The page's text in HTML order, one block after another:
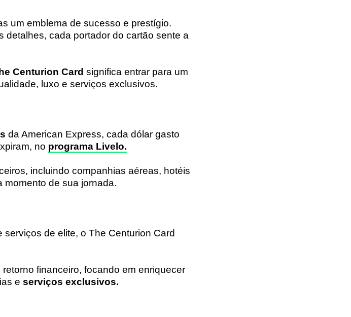
um emblema de sucesso e prestígio.
cada portador do cartão sente a
Centurion Card significa entrar para um
luxo e serviços exclusivos.
da American Express, cada dólar gasto
no programa Livelo.
incluindo companhias aéreas, hotéis
momento de sua jornada.
de elite, o The Centurion Card
financeiro, focando em enriquecer
e serviços exclusivos.